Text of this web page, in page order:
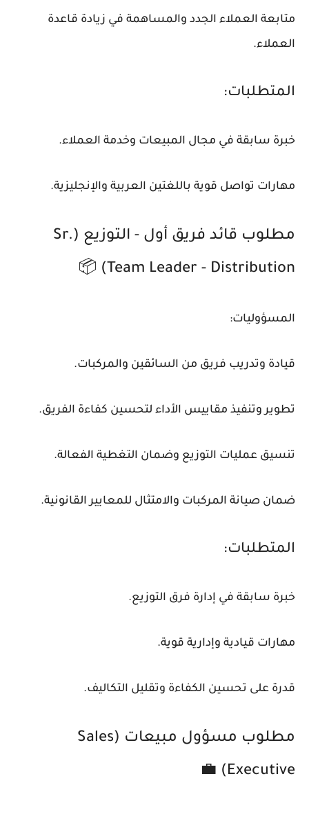
متابعة العملاء الجدد والمساهمة في زيادة قاعدة
العملاء.
المتطلبات:
خبرة سابقة في مجال المبيعات وخدمة العملاء.
مهارات تواصل قوية باللغتين العربية والإنجليزية.
مطلوب قائد فريق أول - التوزيع (Sr.
Team Leader - Distribution) 📦
المسؤوليات:
قيادة وتدريب فريق من السائقين والمركبات.
تطوير وتنفيذ مقاييس الأداء لتحسين كفاءة الفريق.
تنسيق عمليات التوزيع وضمان التغطية الفعالة.
ضمان صيانة المركبات والامتثال للمعايير القانونية.
المتطلبات:
خبرة سابقة في إدارة فرق التوزيع.
مهارات قيادية وإدارية قوية.
قدرة على تحسين الكفاءة وتقليل التكاليف.
مطلوب مسؤول مبيعات (Sales
Executive) 💼